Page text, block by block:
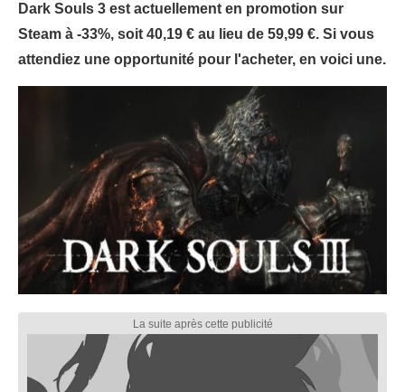
Dark Souls 3 est actuellement en promotion sur
Steam à -33%, soit 40,19 € au lieu de 59,99 €. Si vous
attendiez une opportunité pour l'acheter, en voici une.